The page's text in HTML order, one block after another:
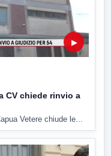
▶
CV chiede rinvio a
Vetere chiude le...